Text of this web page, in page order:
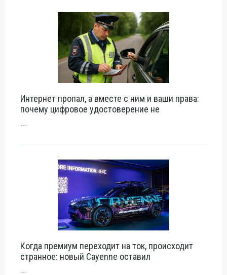
Интернет пропал, а вместе с ним и ваши права:
почему цифровое удостоверение не
...
Когда премиум переходит на ток, происходит
странное: новый Cayenne оставил
...